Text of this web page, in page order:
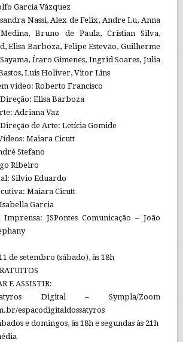
García Vázquez
Nassi, Alex de Felix, Andre Lu, Anna
Bruno de Paula, Cristian Silva,
Elisa Barboza, Felipe Estevão, Guilherme
Ícaro Gimenes, Ingrid Soares, Julia
Luis Holiver, Vitor Lins
vídeo: Roberto Francisco
Direção: Elisa Barboza
Adriana Vaz
Direção de Arte: Letícia Gomide
Maiara Cicutt
Stefano
Ribeiro
Silvio Eduardo
Maiara Cicutt
Garcia
Imprensa: JSPontes Comunicação – João
de setembro (sábado), às 18h
E ASSISTIR:
Digital – Sympla/Zoom
espacodigitaldossatyros
e domingos, às 18h e segundas às 21h